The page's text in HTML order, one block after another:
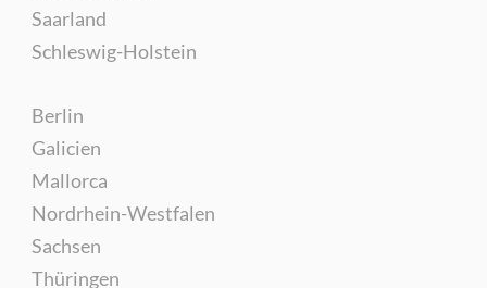
Saarland
Schleswig-Holstein
Berlin
Galicien
Mallorca
Nordrhein-Westfalen
Sachsen
Thüringen